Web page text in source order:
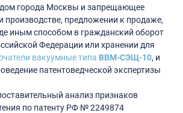
города Москвы и запрещающее
производстве, предложении к продаже,
иным способом в гражданский оборот
Федерации или хранении для
вакуумные типа ВВМ-СЭЩ-10, и
патентоведческой экспертизы
анализ признаков
по патенту РФ № 2249874